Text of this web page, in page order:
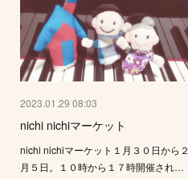
2023.01.29 08:03
nichi nichiマーケット
nichi nichiマーケット１月３０日から２
月５日。１０時から１７時開催され…